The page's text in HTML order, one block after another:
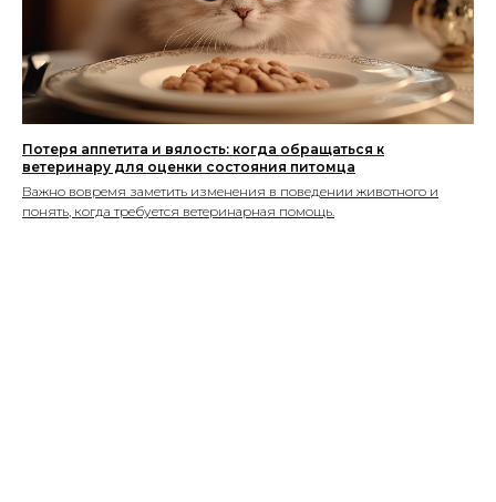
Потеря аппетита и вялость: когда обращаться к
ветеринару для оценки состояния питомца
Важно вовремя заметить изменения в поведении животного и
понять, когда требуется ветеринарная помощь.